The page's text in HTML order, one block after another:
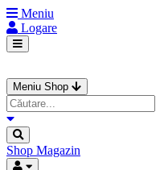
Meniu
Logare
Meniu Shop
Shop Magazin